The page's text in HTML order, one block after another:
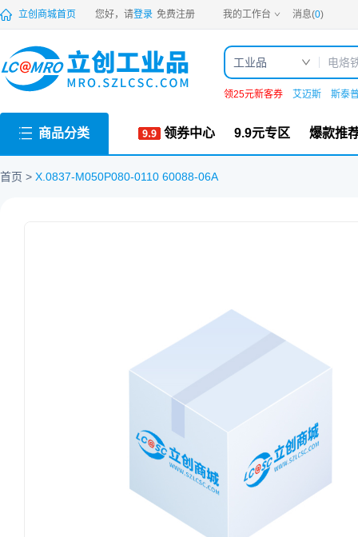
PDF 立创商城首页 您好，请登录 免费注册 我的工作台 消息(0)
工业品
领25元新客券 艾迈斯 斯泰
商品分类 领券中心 9.9元专区 爆款推
首页 X.0837-M050P080-0110 60088-06A